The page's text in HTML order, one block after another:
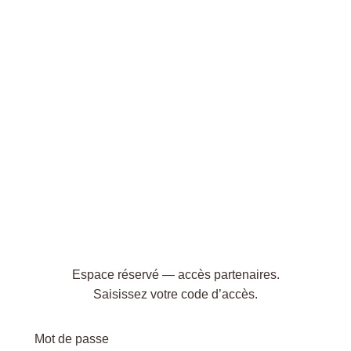
Espace réservé — accès partenaires.
Saisissez votre code d’accès.
Mot de passe